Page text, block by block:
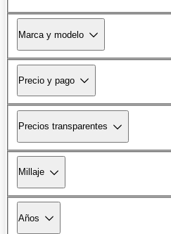
Marca y modelo
Precio y pago
Precios transparentes
Millaje
Años